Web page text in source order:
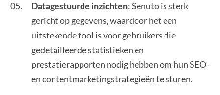
Datagestuurde inzichten: Senuto is sterk
gericht op gegevens, waardoor het een
uitstekende tool is voor gebruikers die
gedetailleerde statistieken en
prestatierapporten nodig hebben om hun SEO-
en contentmarketingstrategieën te sturen.